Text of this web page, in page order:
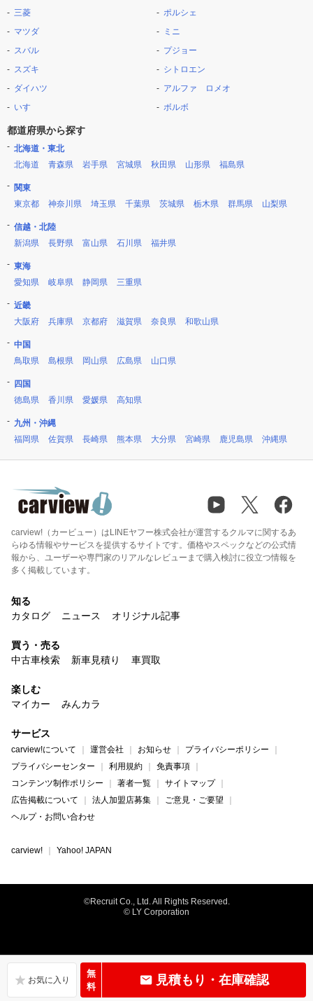
無
料
見積もり・在庫確認
三菱
マツダ
スバル
スズキ
ダイハツ
いすゞ
ポルシェ
ミニ
プジョー
シトロエン
アルファ ロメオ
ボルボ
都道府県から探す
北海道・東北
北海道
青森県 岩手県 宮城県 秋田県 山形県 福島県
関東
東京都
神奈川県 埼玉県 千葉県 茨城県 栃木県 群馬県 山梨県
信越・北陸
新潟県
長野県 富山県 石川県 福井県
東海
愛知県
岐阜県 静岡県 三重県
近畿
大阪府
兵庫県 京都府 滋賀県 奈良県 和歌山県
中国
鳥取県
島根県 岡山県 広島県 山口県
四国
徳島県
香川県 愛媛県 高知県
九州・沖縄
福岡県
佐賀県 長崎県 熊本県 大分県 宮崎県 鹿児島県 沖縄県
carview!（カービュー）はLINEヤフー株式会社が運営するクルマに関するあ
らゆる情報やサービスを提供するサイトです。価格やスペックなどの公式情
報から、ユーザーや専門家のリアルなレビューまで購入検討に役立つ情報を
多く掲載しています。
知る
カタログ
ニュース オリジナル記事
買う・売る
中古車検索
新車見積り 車買取
楽しむ
マイカー
みんカラ
サービス
carview!について 運営会社 お知らせ
プライバシーポリシー
プライバシーセンター
利用規約
免責事項
コンテンツ制作ポリシー
著者一覧
サイトマップ
広告掲載について
法人加盟店募集
ご意見・ご要望
ヘルプ・お問い合わせ
carview! Yahoo! JAPAN
©Recruit Co., Ltd. All Rights Reserved.
© LY Corporation